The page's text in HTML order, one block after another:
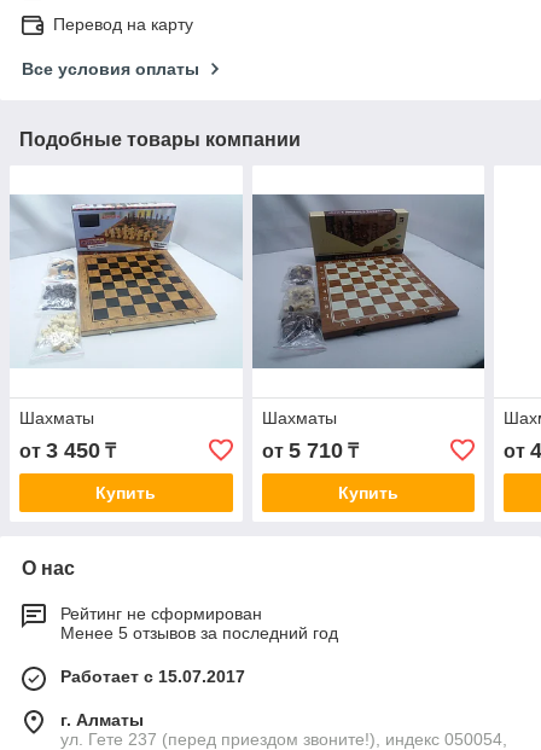
Перевод на карту
Все условия оплаты
Подобные товары компании
Шахматы
от 3 450 ₸
Купить
Шахматы
от 5 710₸
Купить
от
О нас
Рейтинг не сформирован
Менее 5 отзывов за последний год
Работает с 15.07.2017
г. Алматы
ул. Гете 237 (перед приездом звоните!), индекс 050054,